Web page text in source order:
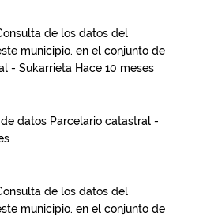
de los datos del
municipio. en el conjunto de
- Sukarrieta Hace 10 meses
datos Parcelario catastral -
de los datos del
municipio. en el conjunto de